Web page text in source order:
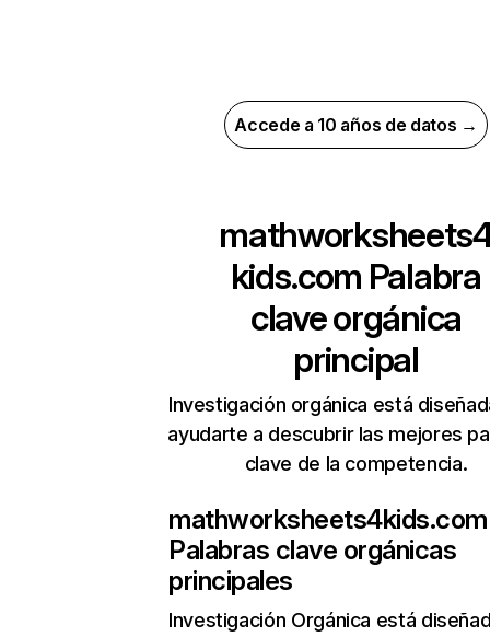
Accede a 10 años de datos →
kids.com Palabra
clave orgánica
principal
Investigación orgánica está
ayudarte a descubrir las mejores
clave de la competencia.
mathworksheets4kids.com
Palabras clave orgánicas
principales
Investigación Orgánica está